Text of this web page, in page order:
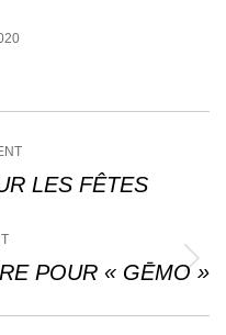
LES FÊTES
POUR « GĒMO »